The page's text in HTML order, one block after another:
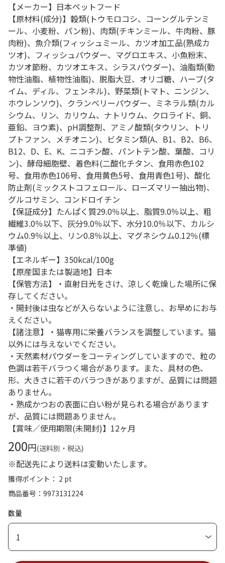
【メーカー】日本ペットフード
【原材料(成分)】穀類(トウモロコシ、コーングルテンミ
ール、小麦粉、パン粉)、肉類(チキンミール、牛肉粉、豚
肉粉)、魚介類(フィッシュミール、カツオ加工品(熟成カ
ツオ)、フィッシュパウダー、マグロエキス、小魚粉末、
カツオ節粉、カツオエキス、シラスパウダー)、油脂類(動
物性油脂、植物性油脂)、脱脂大豆、オリゴ糖、ハーブ(タ
イム、ディル、フェンネル)、野菜類(トマト、ニンジン、
ホウレンソウ)、クランベリーパウダー、ミネラル類(カル
シウム、リン、カリウム、ナトリウム、クロライド、銅、
亜鉛、ヨウ素)、pH調整剤、アミノ酸類(タウリン、トリ
プトファン、メチオニン)、ビタミン類(A、B1、B2、B6、
B12、D、E、K、ニコチン酸、パントテン酸、葉酸、コリ
ン)、酵母細胞壁、着色料(二酸化チタン、食用赤色102
号、食用赤色106号、食用黄色5号、食用青色1号)、酸化
防止剤(ミックストコフェロール、ローズマリー抽出物)、
グルコサミン、コンドロイチン
【保証成分】たんぱく質29.0％以上、脂質9.0％以上、粗
繊維3.0％以下、灰分9.0％以下、水分10.0％以下、カルシ
ウム0.9％以上、リン0.8％以上、マグネシウム0.12％(標
準値)
【エネルギー】350kcal/100g
【原産国または製造地】日本
【保管方法】・直射日光をさけ、涼しく乾燥した場所に保
存してください。
・開封後は虫などが入らないように注意し、お早めにお与
えください。
【諸注意】・猫専用に栄養バランスを調整しています。猫
以外には与えないでください。
・天然素材パウダーをコーティングしていますので、粒の
色調は若干バラつく場合があります。また、具材の色、
形、大きさに若干のバラつきがありますが、品質には問題
ありません。
・熟成かつおの表面に白い粉が見られる場合があります
が、品質には問題ありません。
【賞味／使用期限(未開封)】12ヶ月
200円(送料別・税込)
※配送先により送料は変動いたします。
獲得ポイント： 2 pt
商品番号
9973131224
数量
1